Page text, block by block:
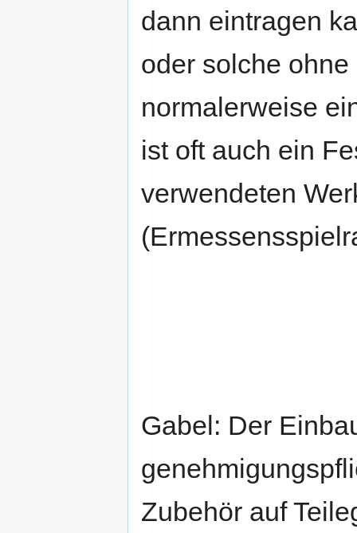
dann eintragen
oder solche
normalerweise
ist oft auch ein
verwendeten
Gabel: Der
Zubehör auf